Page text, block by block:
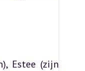
Estee (zijn